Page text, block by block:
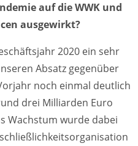
auf die WWK und
ausgewirkt?
2020 ein sehr
Absatz gegenüber
noch einmal deutlich
drei Milliarden Euro
Wachstum wurde dabei